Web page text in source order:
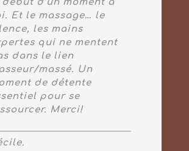
début d’un moment à
Et le massage… le
les mains
qui ne mentent
dans le lien
massé. Un
de détente
pour se
Merci!